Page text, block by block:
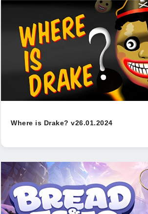
Where is Drake? v26.01.2024